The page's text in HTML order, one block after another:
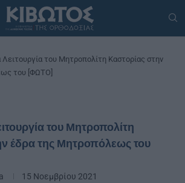
του Μητροπολίτη Καστορίας στην
του [ΦΩΤΟ]
του Μητροπολίτη
έδρα της Μητροπόλεως του
15 Νοεμβρίου 2021